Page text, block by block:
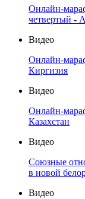
Онлайн-
четвертый -
Видео
Онлайн-
Киргизия
Видео
Онлайн-
Казахстан
Видео
Союзные
в новой
Видео